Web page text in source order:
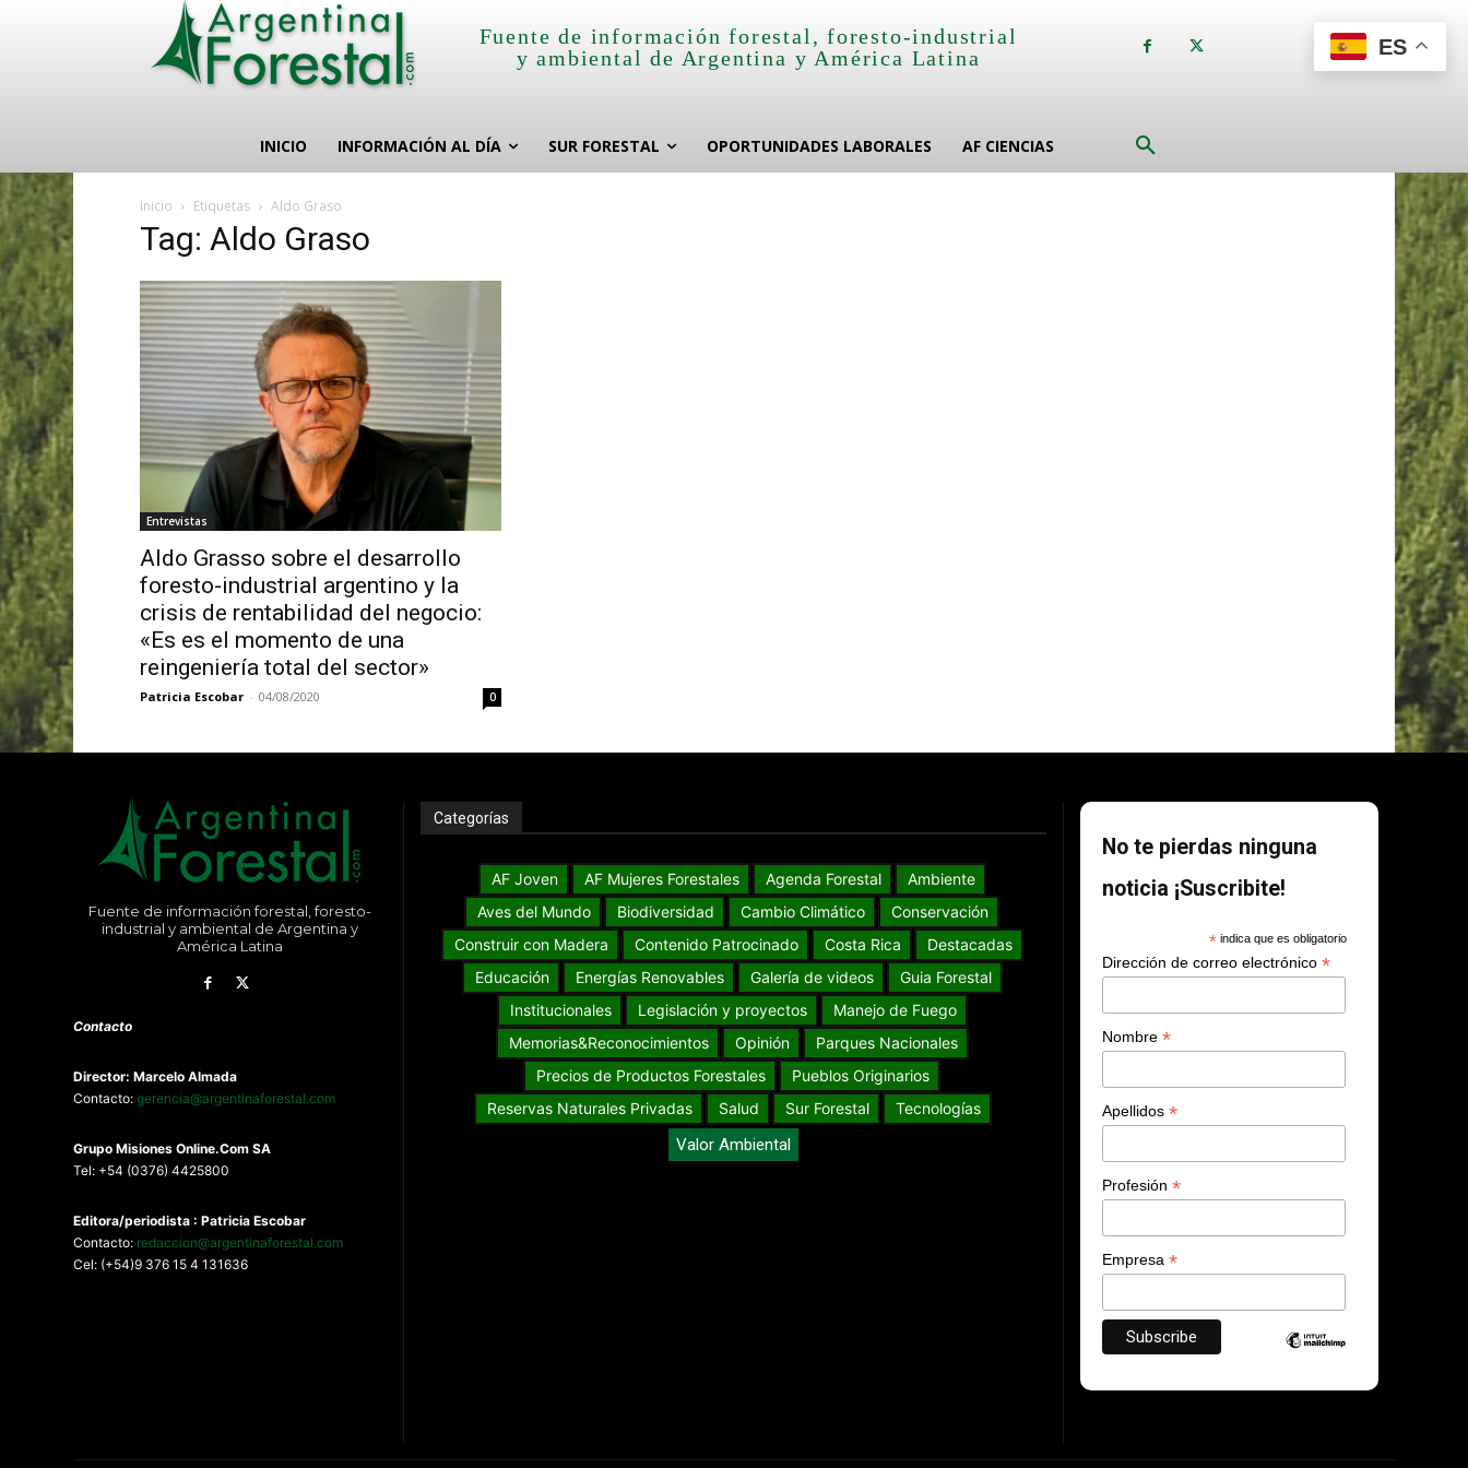
Fuente de información forestal, foresto-industrial
y ambiental de Argentina y América Latina
INICIO INFORMACIÓN AL DÍA SUR FORESTAL OPORTUNIDADES LABORALES AF CIENCIAS
Inicio Etiquetas Aldo Graso
Tag: Aldo Graso
Entrevistas
Aldo Grasso sobre el desarrollo
foresto-industrial argentino y la
crisis de rentabilidad del negocio:
«Es es el momento de una
reingeniería total del sector»
Patricia Escobar - 04/08/2020 0
Fuente de información forestal, foresto-
industrial y ambiental de Argentina y
América Latina
Contacto
Director: Marcelo Almada
Contacto: gerencia@argentinaforestal.com
Grupo MisionesOnline.Com SA
Tel: +54 (0376) 4425800
Editora/periodista : Patricia Escobar
Contacto: redaccion@argentinaforestal.com
Cel: (+54)9 376 15 4 131636
Categorías
AF Joven AF Mujeres Forestales Agenda Forestal
Ambiente
Aves del Mundo
Biodiversidad Cambio Climático
Conservación
Construir con Madera
Contenido Patrocinado Costa Rica
Destacadas
Educación
Energías Renovables Galería de videos
Guia Forestal
Institucionales
Legislación y proyectos
Manejo de Fuego
Memorias&Reconocimientos
Opinión
Parques Nacionales
Precios de Productos Forestales
Pueblos Originarios
Reservas Naturales Privadas
Salud Sur Forestal Tecnologías
Valor Ambiental
No te pierdas ninguna
noticia ¡Suscribite!
*indica que es obligatorio
Dirección de correo electrónico*
Nombre*
Apellidos*
Profesión*
Empresa*
ES